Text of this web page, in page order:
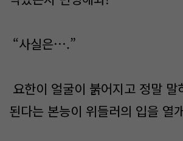
“사실은….”
요한이 얼굴이 붉어지고 정말 말
된다는 본능이 위들러의 입을 열